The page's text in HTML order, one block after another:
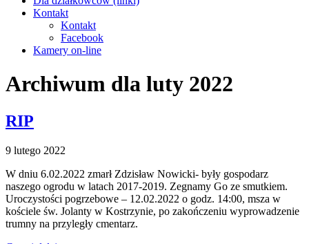
Kontakt
Kontakt
Facebook
Kamery on-line
Archiwum dla luty 2022
RIP
9 lutego 2022
W dniu 6.02.2022 zmarł Zdzisław Nowicki- były gospodarz
naszego ogrodu w latach 2017-2019. Zegnamy Go ze smutkiem.
Uroczystości pogrzebowe – 12.02.2022 o godz. 14:00, msza w
kościele św. Jolanty w Kostrzynie, po zakończeniu wyprowadzenie
trumny na przyległy cmentarz.